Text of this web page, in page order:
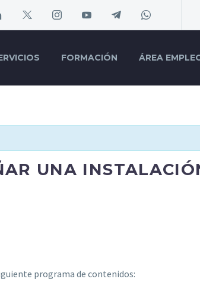
FORMACIÓN ÁREA
UNA
programa de contenidos: